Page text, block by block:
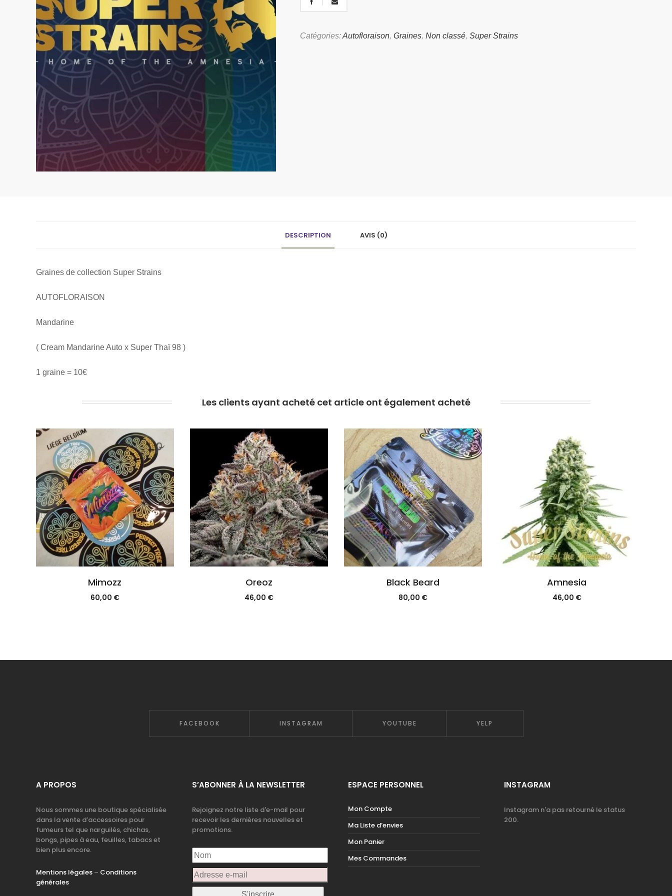
Catégories:Autofloraison, Graines, Non classé, Super Strains
DESCRIPTION AVIS (0)
Graines de collection Super Strains
AUTOFLORAISON
Mandarine
( Cream Mandarine Auto x Super Thaï 98 )
1 graine = 10€
Les clients ayant acheté cet article ont également acheté
Mimozz
60,00 €
Oreoz
46,00 €
Black Beard
80,00 €
Amnesia
46,00 €
FACEBOOK INSTAGRAM YOUTUBE YELP
A PROPOS
Nous sommes une boutique spécialisée
dans la vente d’accessoires pour
fumeurs tel que narguilés, chichas,
bongs, pipes à eau, feuilles, tabacs et
bien plus encore.
Mentions légales – Conditions
générales
S’ABONNER À LA NEWSLETTER
Rejoignez notre liste d'e-mail pour
recevoir les dernières nouvelles et
promotions.
ESPACE PERSONNEL
Mon Compte
Ma Liste d’envies
Mon Panier
Mes Commandes
INSTAGRAM
Instagram n'a pas retourné le status
200.